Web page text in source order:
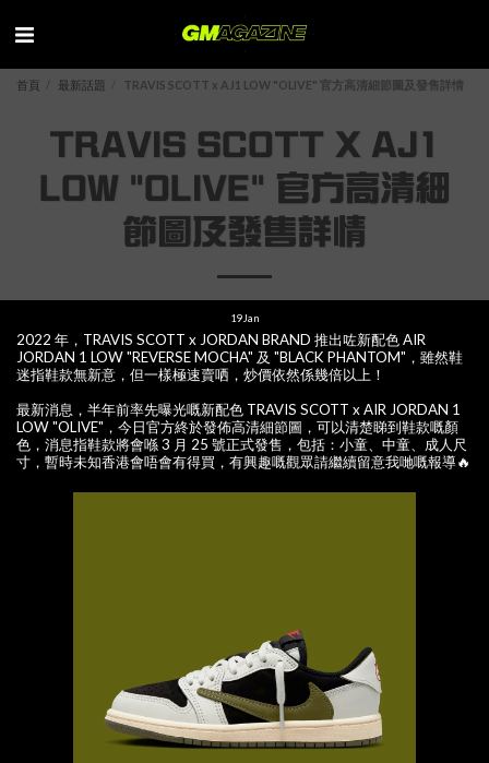
首頁 最新話題 TRAVIS SCOTT x AJ1 LOW "OLIVE" 官方高清細節圖及發售詳情
TRAVIS SCOTT X AJ1
LOW "OLIVE" 官方高清細
節圖及發售詳情
19Jan
2022 年，TRAVIS SCOTT x JORDAN BRAND 推出咗新配色 AIR
JORDAN 1 LOW "REVERSE MOCHA" 及 "BLACK PHANTOM"，雖然鞋
迷指鞋款無新意，但一樣極速賣哂，炒價依然係幾倍以上！
最新消息，半年前率先曝光嘅新配色 TRAVIS SCOTT x AIR JORDAN 1
LOW "OLIVE"，今日官方終於發佈高清細節圖，可以清楚睇到鞋款嘅顏
色，消息指鞋款將會喺 3 月 25 號正式發售，包括：小童、中童、成人尺
寸，暫時未知香港會唔會有得買，有興趣嘅觀眾請繼續留意我哋嘅報導🔥